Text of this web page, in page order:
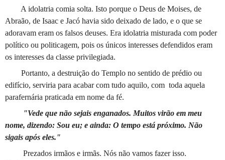
A idolatria comia solta. Isto porque o Deus de Moises, de
Abraão, de Isaac e Jacó havia sido deixado de lado, e o que se
adoravam eram os falsos deuses. Era idolatria misturada com poder
político ou politicagem, pois os únicos interesses defendidos eram
os interesses da classe privilegiada.
Portanto, a destruição do Templo no sentido de prédio ou
edifício, serviria para acabar com tudo aquilo, com toda aquela
parafernária praticada em nome da fé.
"Vede que não sejais enganados. Muitos virão em meu
nome, dizendo: Sou eu; e ainda: O tempo está próximo. Não
sigais após eles."
Prezados irmãos e irmãs. Nós não vamos fazer isso.